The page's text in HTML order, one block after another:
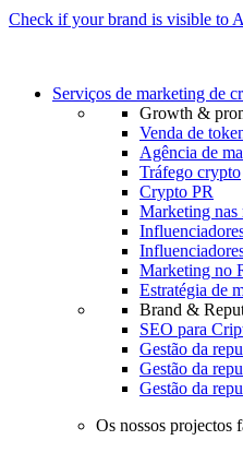
Check if your brand is visible to
Serviços de marketing de
Growth &
Venda de
Agência de
Tráfego crypto
Crypto PR
Marketing nas
Marketing no
Estratégia de
Brand &
SEO para
Gestão da
Gestão da
Gestão da
Os nossos projectos